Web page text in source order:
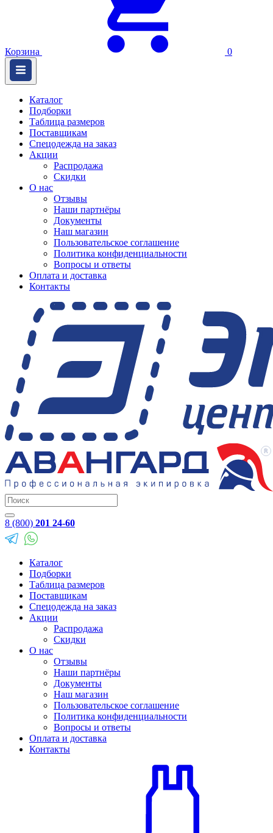
Корзина 0
Каталог
Подборки
Таблица размеров
Поставщикам
Спецодежда на заказ
Акции
Распродажа
Скидки
О нас
Отзывы
Наши партнёры
Документы
Наш магазин
Пользовательское соглашение
Политика конфиденциальности
Вопросы и ответы
Оплата и доставка
Контакты
8 (800) 201 24-60
Каталог
Подборки
Таблица размеров
Поставщикам
Спецодежда на заказ
Акции
Распродажа
Скидки
О нас
Отзывы
Наши партнёры
Документы
Наш магазин
Пользовательское соглашение
Политика конфиденциальности
Вопросы и ответы
Оплата и доставка
Контакты